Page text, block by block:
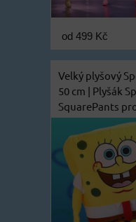
od 499 Kč
Velký plyšový
50 cm | Plyšák
SquarePants